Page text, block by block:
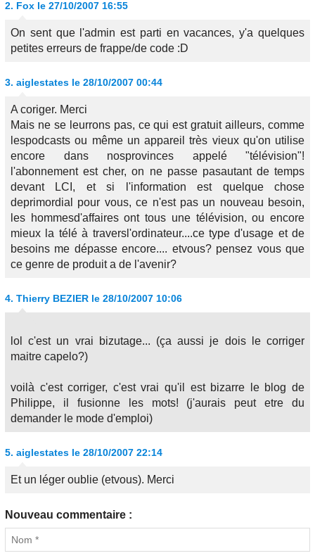
2. Fox le 27/10/2007 16:55
On sent que l'admin est parti en vacances, y'a quelques
petites erreurs de frappe/de code :D
3. aiglestates le 28/10/2007 00:44
A coriger. Merci
Mais ne se leurrons pas, ce qui est gratuit ailleurs, comme
lespodcasts ou même un appareil très vieux qu'on utilise
encore dans nosprovinces appelé "télévision"!
l'abonnement est cher, on ne passe pasautant de temps
devant LCI, et si l'information est quelque chose
deprimordial pour vous, ce n'est pas un nouveau besoin,
les hommesd'affaires ont tous une télévision, ou encore
mieux la télé à traversl'ordinateur....ce type d'usage et de
besoins me dépasse encore.... etvous? pensez vous que
ce genre de produit a de l'avenir?
4. Thierry BEZIER le 28/10/2007 10:06
lol c'est un vrai bizutage... (ça aussi je dois le corriger
maitre capelo?)
voilà c'est corriger, c'est vrai qu'il est bizarre le blog de
Philippe, il fusionne les mots! (j'aurais peut etre du
demander le mode d'emploi)
5. aiglestates le 28/10/2007 22:14
Et un léger oublie (etvous). Merci
Nouveau commentaire :